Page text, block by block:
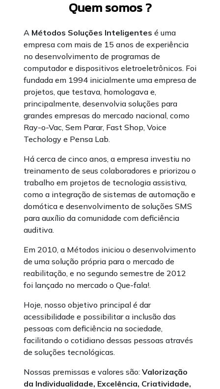
Quem somos ?
A Métodos Soluções Inteligentes é uma
empresa com mais de 15 anos de experiência
no desenvolvimento de programas de
computador e dispositivos eletroeletrônicos. Foi
fundada em 1994 inicialmente uma empresa de
projetos, que testava, homologava e,
principalmente, desenvolvia soluções para
grandes empresas do mercado nacional, como
Ray-o-Vac, Sem Parar, Fast Shop, Voice
Techology e Pensa Lab.
Há cerca de cinco anos, a empresa investiu no
treinamento de seus colaboradores e priorizou o
trabalho em projetos de tecnologia assistiva,
como a integração de sistemas de automação e
domótica e desenvolvimento de soluções SMS
para auxílio da comunidade com deficiência
auditiva.
Em 2010, a Métodos iniciou o desenvolvimento
de uma solução própria para o mercado de
reabilitação, e no segundo semestre de 2012
foi lançado no mercado o Que-fala!.
Hoje, nosso objetivo principal é dar
acessibilidade e possibilitar a inclusão das
pessoas com deficiência na sociedade,
facilitando o cotidiano dessas pessoas através
de soluções tecnológicas.
Nossas premissas e valores são: Valorização
da Individualidade, Excelência, Criatividade,